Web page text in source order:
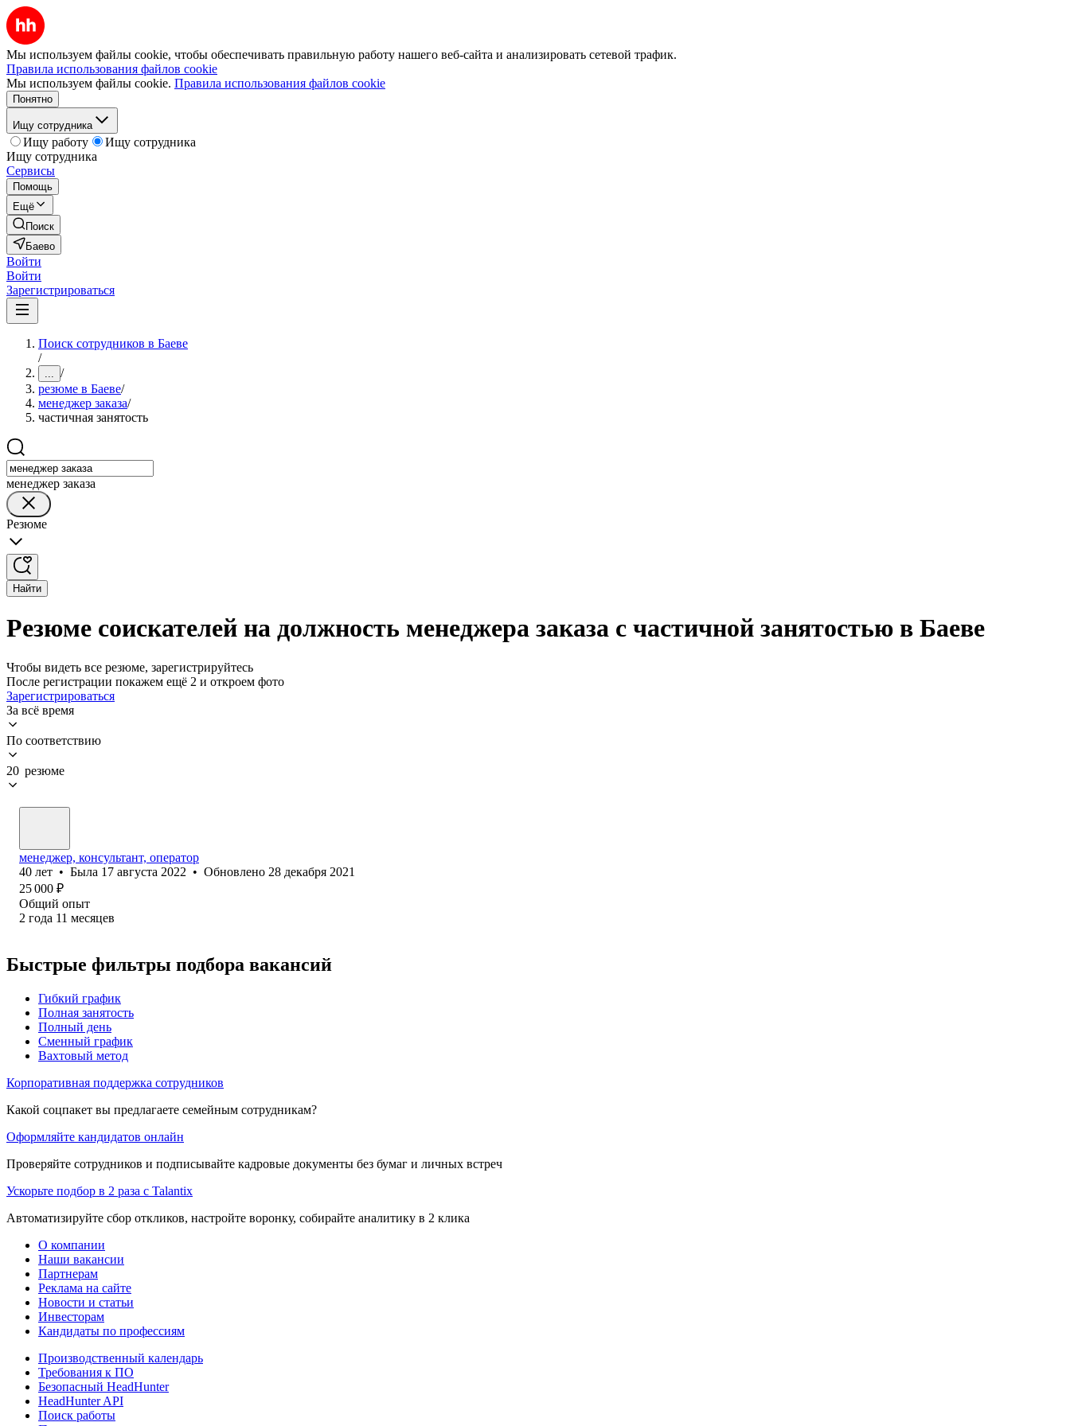
Мы используем файлы cookie, чтобы обеспечивать правильную работу нашего веб-сайта и анализировать сетевой трафик.
Правила использования файлов cookie
Мы используем файлы cookie. Правила использования файлов cookie
Понятно
Ищу сотрудника
Ищу работу
Ищу сотрудника
Ищу сотрудника
Сервисы
Помощь
Ещё
Поиск
Баево
Войти
Войти
Зарегистрироваться
Поиск сотрудников в Баеве
/
... /
резюме в Баеве/
менеджер заказа/
частичная занятость
менеджер заказа
Резюме
Найти
Резюме соискателей на должность менеджера заказа с частичной занятостью в Баеве
Чтобы видеть все резюме, зарегистрируйтесь
После регистрации покажем ещё 2 и откроем фото
Зарегистрироваться
За всё время
По соответствию
20 резюме
менеджер, консультант, оператор
40 лет • Была 17 августа 2022 • Обновлено 28 декабря 2021
25 000 ₽
Общий опыт
2 года 11 месяцев
Быстрые фильтры подбора вакансий
Гибкий график
Полная занятость
Полный день
Сменный график
Вахтовый метод
Корпоративная поддержка сотрудников
Какой соцпакет вы предлагаете семейным сотрудникам?
Оформляйте кандидатов онлайн
Проверяйте сотрудников и подписывайте кадровые документы без бумаг и личных встреч
Ускорьте подбор в 2 раза с Talantix
Автоматизируйте сбор откликов, настройте воронку, собирайте аналитику в 2 клика
О компании
Наши вакансии
Партнерам
Реклама на сайте
Новости и статьи
Инвесторам
Кандидаты по профессиям
Производственный календарь
Требования к ПО
Безопасный HeadHunter
HeadHunter API
Поиск работы